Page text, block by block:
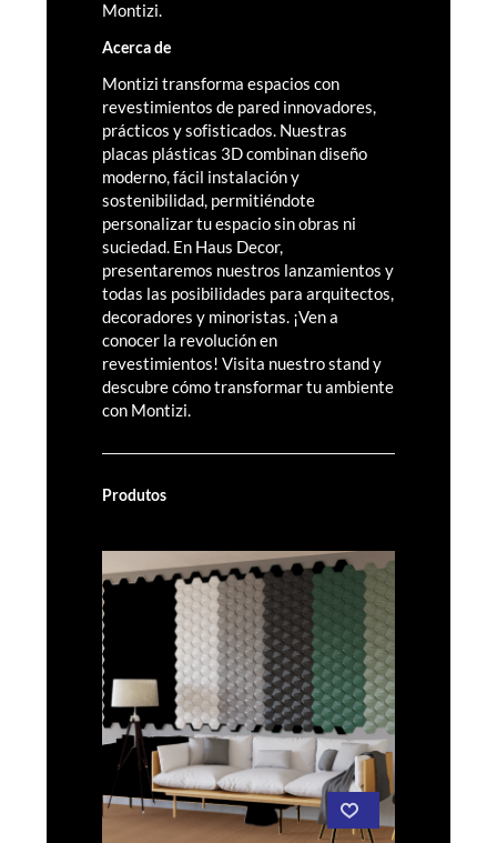
Montizi.
Acerca de
Montizi transforma espacios con
revestimientos de pared innovadores,
prácticos y sofisticados. Nuestras
placas plásticas 3D combinan diseño
moderno, fácil instalación y
sostenibilidad, permitiéndote
personalizar tu espacio sin obras ni
suciedad. En Haus Decor,
presentaremos nuestros lanzamientos y
todas las posibilidades para arquitectos,
decoradores y minoristas. ¡Ven a
conocer la revolución en
revestimientos! Visita nuestro stand y
descubre cómo transformar tu ambiente
con Montizi.
Produtos